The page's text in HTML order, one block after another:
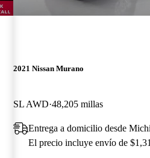
2021 Nissan Murano
SL AWD 48,205 millas
Entrega a domicilio desde
El precio incluye envío de